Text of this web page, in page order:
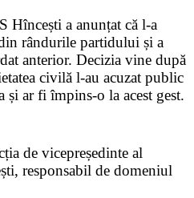
Hîncești a anunțat că l-a
rândurile partidului și a
anterior. Decizia vine după
civilă l-au acuzat public
și ar fi împins-o la acest gest.
de vicepreședinte al
responsabil de domeniul